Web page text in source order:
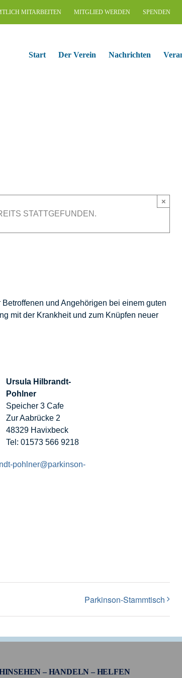
MITARBEITEN MITGLIED WERDEN SPENDEN
Start Der Verein Nachrichten
STATTGEFUNDEN.
×
und Angehörigen bei einem guten
mit der Krankheit und zum Knüpfen neuer
Ursula Hilbrandt-
Pohlner
Speicher 3 Cafe
Zur Aabrücke 2
48329 Havixbeck
Tel: 01573 566 9218
pohlner@parkinson-
Parkinson-Stammtisch
– HANDELN – HELFEN